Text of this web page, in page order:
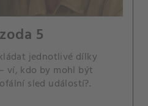
5
jednotlivé dílky
ví, kdo by mohl být
sled událostí?.